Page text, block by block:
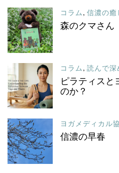
コラム, 信濃の癒
森のクマさん
コラム, 読んで深
ピラティスと
のか？
ヨガメディカル
信濃の早春